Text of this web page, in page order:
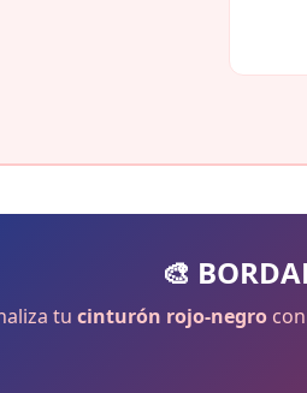
🎨
tu cinturón rojo-negro